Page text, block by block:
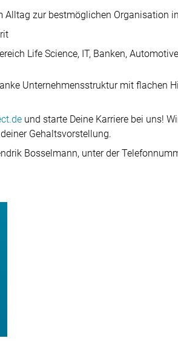
zur bestmöglichen Organisation
Life Science, IT, Banken,
Unternehmensstruktur mit flachen
und starte Deine Karriere bei uns!
Gehaltsvorstellung.
Bosselmann, unter der